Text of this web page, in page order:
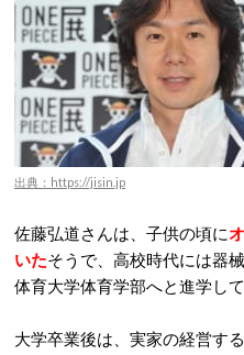
出典：https://jisin.jp
佐藤弘道さんは、子供の頃に
いたそうで、高校時代には器
体育大学体育学部へと進学して
大学卒業後は、実家の経営す